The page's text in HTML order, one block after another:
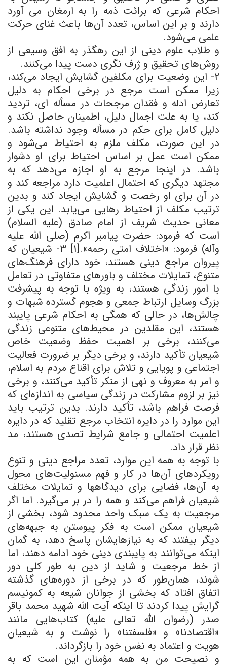
احکام شرعی که برائت ذمه را به ارمغان می آورد
دارند و بر این اساس، تعدد آن‌ها باعث غنای حرکت
علمی می‌شود.
و طلاب علوم دینی از این رهگذر به افق وسیعی از
روش‌های تحقیق و ژرف نگری دست پیدا می‌کنند.
۲- این وضعیت برای مکلفین گشایش ایجاد می‌کند،
زیرا ممکن است مرجع در برخی احکام به دلیل
تعارض ادله و فقدان مرجحات در مسأله ای، تردید
کند، یا به علت اجمال دلیل، اطمینان حاصل نکند و
دلیل کامل برای حکم در مسأله وجود نداشته باشد.
در این صورت، مکلف ملزم به احتیاط می‌شود و
ممکن است عمل بر اساس احتیاط برای او دشوار
باشد. در اینجا مرجع به او اجازه می‌دهد که به
مجتهد دیگری که احتمال اعلمیت دارد مراجعه کند و
در آن برای او رخصت و گشایش ایجاد کند و بدین
ترتیب مکلف از احتیاط رهایی می‌یابد. این یکی از
معانی حدیث شریف از امام صادق (علیه السلام)
است که فرمود: حضرت پیامبر اکرم (صلى الله علیه
وآله) فرمود: «اختلاف امتی رحمه».[۱] ۳- شیعیان که
پیروان مراجع دینی هستند، خود دارای فرهنگ‌های
متنوع، تمایلات مختلف و باورهای متفاوتی در تعامل
با امور زندگی هستند، به‌ ویژه با توجه به پیشرفت
بزرگ وسایل ارتباط جمعی و هجوم گسترده شبهات و
چالش‌ها، در حالی که همگی به احکام شرعی پایبند
هستند، این مقلدین در محیط‌های متنوعی زندگی
می‌کنند، برخی بر اهمیت حفظ وضعیت خاص
شیعیان تأکید دارند، و برخی دیگر بر ضرورت فعالیت
اجتماعی و پویایی و تلاش برای اقناع مردم به اسلام،
و امر به معروف و نهی از منکر تأکید می‌کنند، و برخی
نیز بر لزوم مشارکت در زندگی سیاسی به اندازه‌ای که
فرصت فراهم باشد، تأکید دارند. بدین ترتیب باید
این موارد را در دایره انتخاب مرجع تقلید که در دایره
اعلمیت احتمالی و جامع شرایط تصدی هستند، مد
نظر قرار داد.
با توجه به همه این موارد، تعدد مراجع دینی و تنوع
رویکردهای آن‌ها در کار و فهم مسئولیت‌های محول
به آن‌ها، فضایی برای دیدگاهها و تمایلات مختلف
شیعیان فراهم می‌کند و همه را در بر می‌گیرد. اما اگر
مرجعیت به یک سبک واحد محدود شود، بخشی از
شیعیان ممکن است به فکر پیوستن به جبهه‌های
دیگر بیفتند که به نیازهایشان پاسخ دهد، به گمان
اینکه می‌توانند به پایبندی دینی خود ادامه دهند، اما
از خط مرجعیت و شاید از دین به طور کلی دور
‌شوند، همان‌طور که در برخی از دوره‌های گذشته
اتفاق افتاد که بخشی از جوانان شیعه به کمونیسم
گرایش پیدا کردند تا اینکه آیت ‌الله شهید محمد باقر
صدر (رضوان الله تعالی علیه) کتاب‌هایی مانند
«اقتصادنا» و «فلسفتنا» را نوشت و به شیعیان
هویت و اعتماد به نفس خود را بازگرداند.
و نصیحت من به همه مؤمنان این است که به